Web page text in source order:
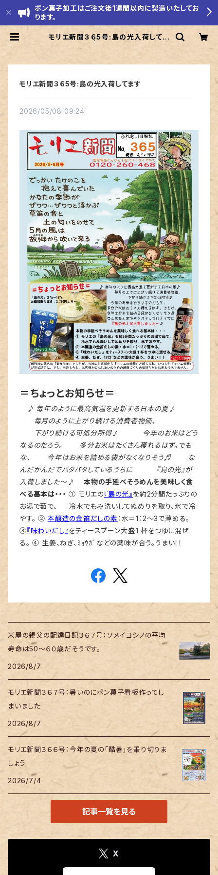
ポン菓子加工はご注文後1週間以内に製造いたしてお
ります。
モリエ新聞３６5号:島の光入荷してま
モリエ新聞３６5号:島の光入荷してます
2026/05/08 09:24
＝ちょっとお知らせ＝
♪ 毎年のように最高気温を更新する日本の夏♪
毎月のように上がり続ける消費者物価、
下がり続ける可処分所得♪ 今年のお米はどう
なるのだろう。 多分お米はたくさん穫れるはず。でも
な、 今年はお米を詰める袋がなくなりそう♬ な
んだかんだでバタバタしているうちに 『島の光』が
入荷しました～♪
本物の手延べそうめんを美味しく食
べる基本は・・・ ① モリエの『島の光』を約2分間たっぷりの
お湯で茹で、 冷水でもみ洗いしてぬめりを取り、氷で冷
やす。 ② 本醸造の金笛だしの素 ：水＝1：2～3で薄める。
③『味わいだし』をティースプーン大盛１杯をつゆに混ぜ
る。 ④ 生姜、ねぎ、ﾐｮｳｶﾞなどの薬味が合う。うまい！！
米屋の親父の配達日記３６７号：ソメイヨシノの平均
寿命は50～６０歳だそうです。
2026/8/7
モリエ新聞３６７号：暑いのにポン菓子看板作ってし
まいました
2026/8/7
モリエ新聞３６６号：今年の夏の「酷暑」を乗り切りま
しょう
2026/7/4
記事一覧を見る
X